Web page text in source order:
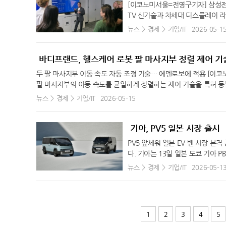
세종 34.4℃
부안 31.5℃
임실 32.9℃
정읍 33.9℃
남원 34.8℃
31.7℃
영광군 31.5℃
김해시
순창군 34.7℃
35.2℃
양산시 33.8℃
인포테인먼트 시스템은 강화된
에도 정보를 한눈에 확인할 수 있
보다 쉽게 인지할 수 있다. 편의
선호도가 높은 편의 사양을 대거
차경고(SEW) △8에어백 등 다양한
EVX 2027’도 출시 판매 가격은
3651만원이다(개별 소비세
추가 혜택을 제공한다. 이와 함께
2027(이하 토레스 EVX 2027)’도
인과 아테나 2.5 인포테인먼트 시
이브리드 모델 △S8 3790만원이
V7 4656만원이다(※ 개별 소비세
티지를 부각시킨 모델이라며, 정
라고 밝혔다.
G생활건강은 재활용이 쉬운 패키
개발하는 데 집중하겠다고 밝혔다.
마를 적용하면 12.3인치 디스플
장한다. 시동을 켜고 끌 때는 짧은
각종 캐릭터를 볼 수 있다. 피너츠
세이드 △아이오닉 9 △2026 쏘나
로 사용을 원하는 고객은 ‘마이현
가격은 2만9900원이다. ※ 현대
[이코노미서울=전영구기자] 삼성
TV 신기술과 차세대 디스플레이
가들에게 소개하는 행사로 2012
이 기술과 AI 기반 고도화된 시청
시청 경험을 선보였다. TV 신제품
(Vision AI Companion)’이 탑재됐
드’는 AI가 실시간으로 축구 경기
전달해 몰입도를 높이는 기능이
로 화면의 밝기와 색상, 명암비,
모니터까지 신제품 전시 삼성전자
디스플레이 기술을 선보였다. 마이
TV 대비 더욱 향상된 색 표현과
OLED 최초로 번인 방지 기술이
스러운 액자를 연상케 하는 ‘플로
뉴스 경제 기업/IT 2026-05-15
바디프랜드, 헬스케어 로봇 팔 마사지부 정렬 제어 기
두 팔 마사지부 이동 속도 자동 조정 기술… 에덴로보에 적용 [이
팔 마사지부의 이동 속도를 균일하게 정렬하는 제어 기술을 특허
이동시키는 방법 및 이를 수행하는 마사지 장치 특허(제 10-
트위스트 헬스케어 로봇 에덴로보에 적용돼 있고 향후 다양한 헬
을 적용한 헬스케어 로봇에서 정밀 제어의 수준을 한 단계 높인
게 구현할 수 있도록 기술 고도화를 지속해 나갈 계획이라고 밝혔
을 출원했고 이 중 1132건을 등록, 보유 중이다. 업계 최상위 수준
지식재산처장상을 수상했다.
뉴스 경제 기업/IT 2026-05-15
기아, PV5 일본 시장 출시
PV5 앞세워 일본 EV 밴 시장 본
다. 기아는 13일 일본 도쿄 기아
타지마 야스나리 대표이사 등 주요
기아 PV5는 일본 고객들의 다양
이 대거 적용된 것이 특징이다. 먼
뉴스 경제 기업/IT 2026-05-13
1 2 3 4 5